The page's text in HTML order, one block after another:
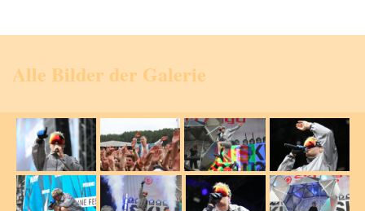
Alle Bilder der Galerie